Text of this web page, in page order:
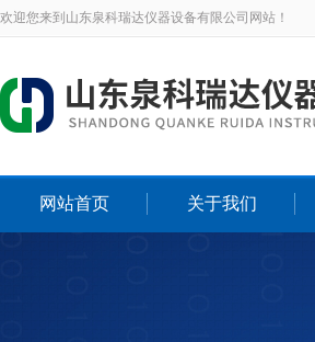
欢迎您来到山东泉科瑞达仪器设备有限公司网站！
网站首页 关于我们